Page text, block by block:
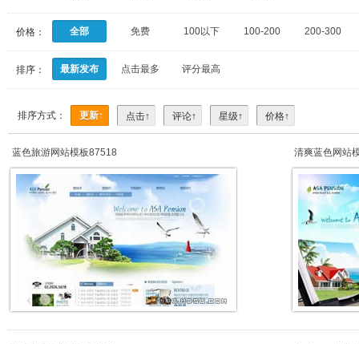
价格： 全部 免费 100以下 100-200 200-300
排序： 最新发布 点击最多 评分最高
排序方式： 更新↑ 点击↑ 评论↑ 星级↑ 价格↑
蓝色旅游网站模板87518 清爽蓝色网站